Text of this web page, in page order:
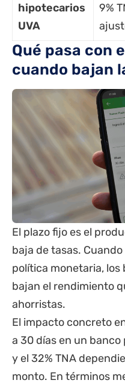
hipotecarios
UVA
9%
Qué pasa con
cuando bajan
El plazo fijo es el
baja de tasas.
política monetaria, los
bajan el rendimiento
ahorristas.
El impacto concreto
a 30 días en un
y el 32% TNA
monto. En términos